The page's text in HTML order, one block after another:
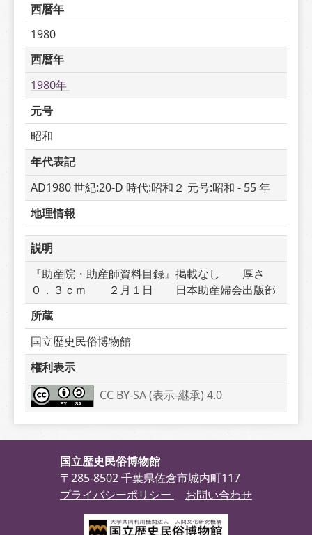
西暦年
1980
西暦年
1980年
元号
昭和
年代表記
AD1980 世紀:20-D 時代:昭和２ 元号:昭和 - 55 年
地理情報
説明
『助産院・助産師資料目録』掲載なし　　厚さ
０．３ｃｍ　　２月１日　　日本助産婦会出版部
所蔵
国立歴史民俗博物館
権利表示
CC BY-SA (表示-継承) 4.0
国立歴史民俗博物館
〒285-8502 千葉県佐倉市城内町117
プライバシーポリシー
お問い合わせ